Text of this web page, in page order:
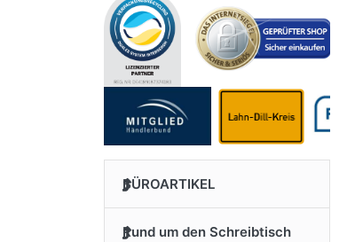
BÜROARTIKEL
Rund um den Schreibtisch